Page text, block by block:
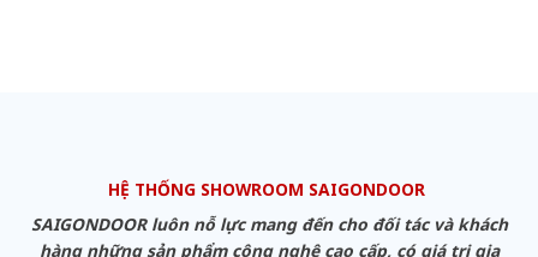
HỆ THỐNG SHOWROOM SAIGONDOOR
SAIGONDOOR luôn nỗ lực mang đến cho đối tác và khách
hàng những sản phẩm công nghệ cao cấp, có giá trị gia